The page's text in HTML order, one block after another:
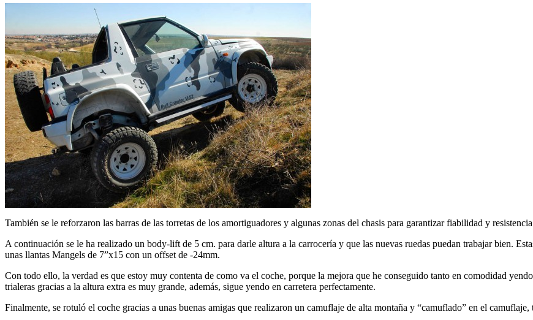
También se le reforzaron las barras de las torretas de los amortiguadores y algunas zonas del chasis para garantizar fiabilidad y
A continuación se le ha realizado un body-lift de 5 cm. para darle altura a la carrocería y que las nuevas ruedas puedan trabajar bien.
unas llantas Mangels de 7”x15 con un offset de -24mm.
Con todo ello, la verdad es que estoy muy contenta de como va el coche, porque la mejora que he conseguido tanto en comodidad
trialeras gracias a la altura extra es muy grande, además, sigue yendo en carretera perfectamente.
Finalmente, se rotuló el coche gracias a unas buenas amigas que realizaron un camuflaje de alta montaña y “camuflado” en el